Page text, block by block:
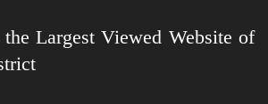
Largest Viewed Website of